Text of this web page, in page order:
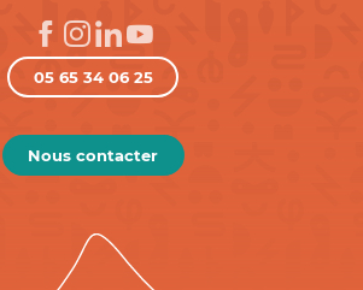
05 65 34 06 25
Nous contacter